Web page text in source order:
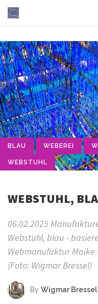
BLAU WEBEREI
WEBSTUHL
WEBSTUHL,
06.02.2025
Webstuhl, blau -
Webmanufaktur Maike
(Foto: Wigmar Bressel)
By Wigmar Bressel